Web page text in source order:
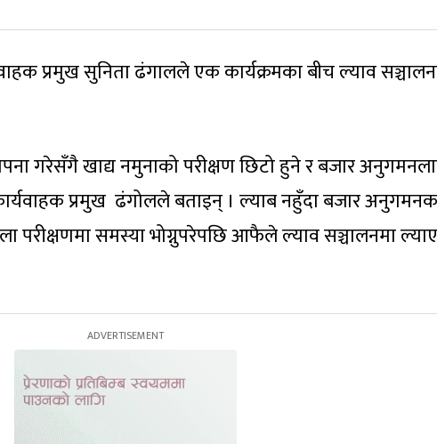
प्रमुख सुनिता ढंगालले एक कार्यक्रमका बीच ल्याव
गरेसँगै खाद्य नमुनाको परीक्षण छिटो हुने र बजार
प्रमुख ढंगोलले बताइन् । ल्याब नहुँदा बजार
परीक्षणमा समस्या भोग्नुपरेपछि आफैले ल्याव सञ्चालनमा